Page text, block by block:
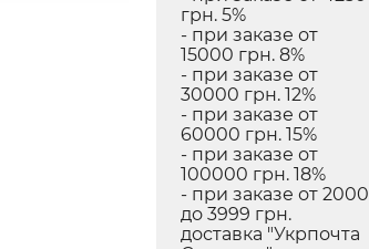
грн. 5%
- при заказе от
15000 грн. 8%
- при заказе от
30000 грн. 12%
- при заказе от
60000 грн. 15%
- при заказе от
100000 грн. 18%
- при заказе от 2000
до 3999 грн.
доставка "Укрпочта